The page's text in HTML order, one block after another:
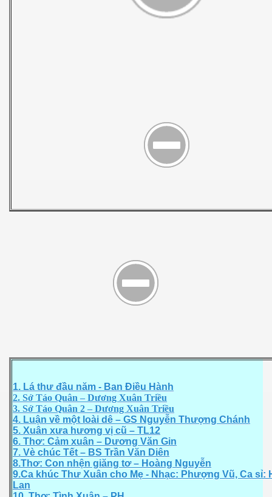
1. Lá thư đầu năm - Ban Điều Hành
2. Sớ Táo Quân – Dương Xuân Triều
3. Sớ Táo Quân 2 – Dương Xuân Triều
4. Luận về một loài dê – GS Nguyễn Thượng Chánh
5. Xuân xưa hương vị cũ – TL12
6. Thơ: Cảm xuân – Dương Văn Gin
7. Vè chúc Tết – BS Trần Văn Diên
8.Thơ: Con nhện giăng tơ – Hoàng Nguyễn
9.Ca khúc Thư Xuân cho Mẹ - Nhạc: Phượng Vũ, Ca sỉ:
Lan